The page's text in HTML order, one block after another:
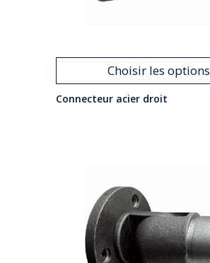
Choisir les options
Connecteur acier droit